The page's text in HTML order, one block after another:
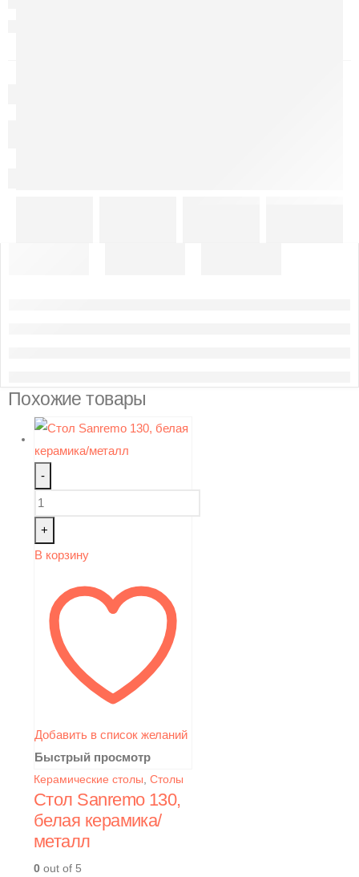
Похожие товары
-
+
В корзину
Добавить в список желаний
Быстрый просмотр
Керамические столы Столы
Стол Sanremo 130,
белая керамика/
металл
0 out of 5